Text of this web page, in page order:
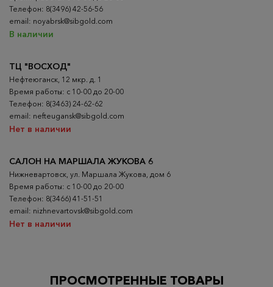
Телефон: 8(3496) 42-56-56
email: noyabrsk@sibgold.com
В наличии
ТЦ "ВОСХОД"
Нефтеюганск, 12 мкр. д. 1
Время работы: с 10-00 до 20-00
Телефон: 8(3463) 24-62-62
email: nefteugansk@sibgold.com
Нет в наличии
САЛОН НА МАРШАЛА ЖУКОВА 6
Нижневартовск, ул. Маршала Жукова, дом 6
Время работы: с 10-00 до 20-00
Телефон: 8(3466) 41-51-51
email: nizhnevartovsk@sibgold.com
Нет в наличии
ПРОСМОТРЕННЫЕ ТОВАРЫ